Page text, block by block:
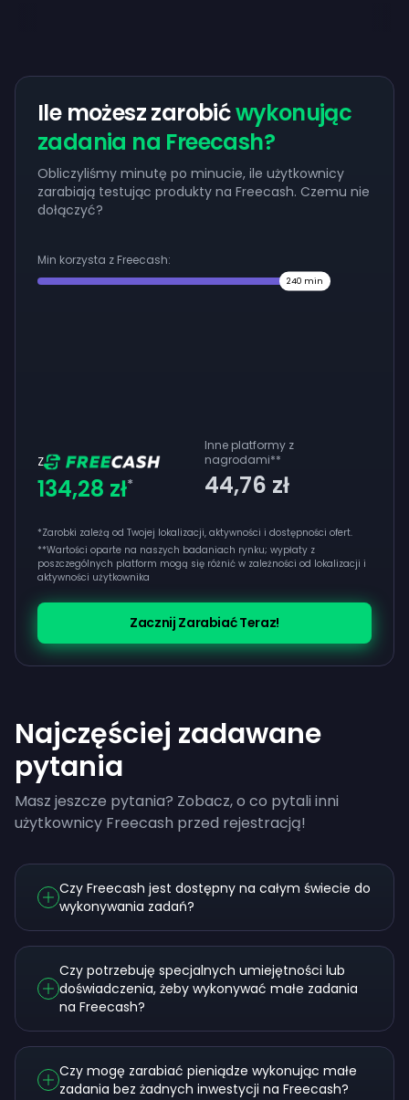
Ile możesz zarobićwykonując
zadania na Freecash?
Obliczyliśmy minutę po minucie, ile użytkownicy
zarabiają testując produkty na Freecash. Czemu nie
dołączyć?
Min korzysta z Freecash:
240 min
Z
134,28 zł*
Inne platformy z
nagrodami**
44,76 zł
*Zarobki zależą od Twojej lokalizacji, aktywności i dostępności ofert.
**Wartości oparte na naszych badaniach rynku; wypłaty z
poszczególnych platform mogą się różnić w zależności od lokalizacji i
aktywności użytkownika
Zacznij Zarabiać Teraz!
Najczęściej zadawane
pytania
Masz jeszcze pytania? Zobacz, o co pytali inni
użytkownicy Freecash przed rejestracją!
Czy Freecash jest dostępny na całym świecie do
wykonywania zadań?
Czy potrzebuję specjalnych umiejętności lub
doświadczenia, żeby wykonywać małe zadania
na Freecash?
Czy mogę zarabiać pieniądze wykonując małe
zadania bez żadnych inwestycji na Freecash?